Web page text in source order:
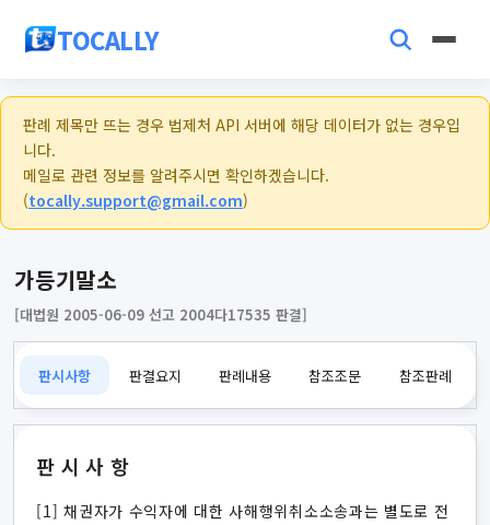
TOCALLY
판례 제목만 뜨는 경우 법제처 API 서버에 해당 데이터가 없는 경우입
니다.
메일로 관련 정보를 알려주시면 확인하겠습니다.
(tocally.support@gmail.com)
가등기말소
[대법원 2005-06-09 선고 2004다17535 판결]
판시사항 판결요지 판례내용 참조조문 참조판례
판시사항
[1] 채권자가 수익자에 대한 사해행위취소소송과는 별도로 전